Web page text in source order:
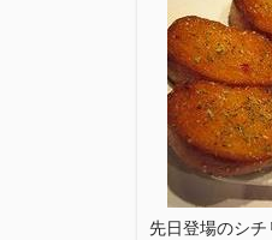
先日登場のシチ